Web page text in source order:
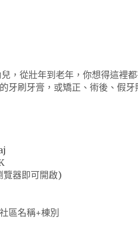
，從壯年到老年，你想得這裡
牙刷牙膏，或矯正、術後、假
覽器即可開啟)
區名稱+棟別